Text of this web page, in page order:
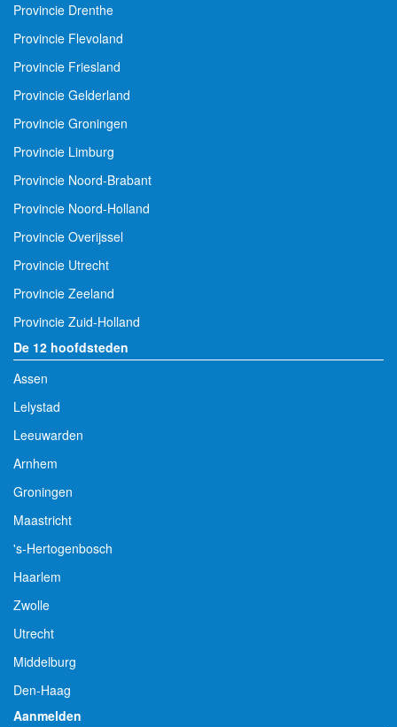
Provincie Drenthe
Provincie Flevoland
Provincie Friesland
Provincie Gelderland
Provincie Groningen
Provincie Limburg
Provincie Noord-Brabant
Provincie Noord-Holland
Provincie Overijssel
Provincie Utrecht
Provincie Zeeland
Provincie Zuid-Holland
De 12 hoofdsteden
Assen
Lelystad
Leeuwarden
Arnhem
Groningen
Maastricht
's-Hertogenbosch
Haarlem
Zwolle
Utrecht
Middelburg
Den-Haag
Aanmelden